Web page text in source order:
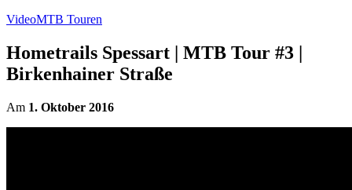
VideoMTB Touren
Hometrails Spessart | MTB Tour #3 |
Birkenhainer Straße
Am 1. Oktober 2016